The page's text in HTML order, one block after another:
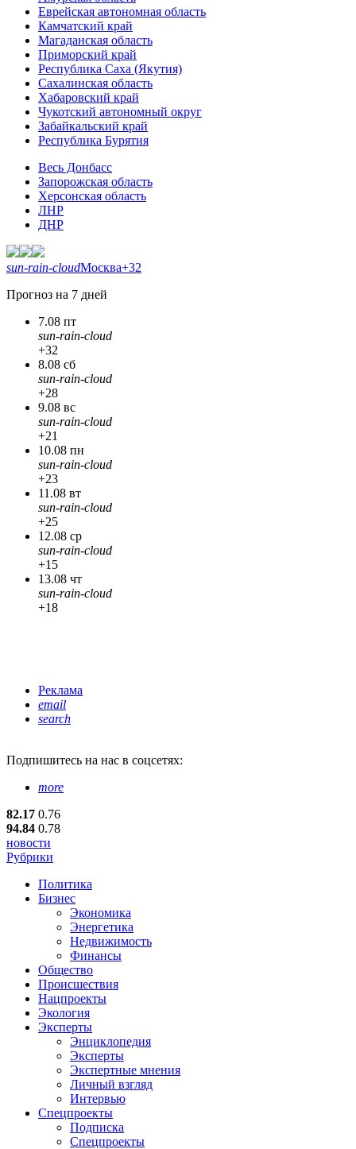
Еврейская автономная область
Камчатский край
Магаданская область
Приморский край
Республика Саха (Якутия)
Сахалинская область
Хабаровский край
Чукотский автономный округ
Забайкальский край
Республика Бурятия
Весь Донбасс
Запорожская область
Херсонская область
ЛНР
ДНР
sun-rain-cloudМосква+32
Прогноз на 7 дней
7.08 пт
sun-rain-cloud
+32
8.08 сб
sun-rain-cloud
+28
9.08 вс
sun-rain-cloud
+21
10.08 пн
sun-rain-cloud
+23
11.08 вт
sun-rain-cloud
+25
12.08 ср
sun-rain-cloud
+15
13.08 чт
sun-rain-cloud
+18
Реклама
email
search
Подпишитесь на нас в соцсетях:
more
82.17 0.76
94.84 0.78
новости
Рубрики
Политика
Бизнес
Экономика
Энергетика
Недвижимость
Финансы
Общество
Происшествия
Нацпроекты
Экология
Эксперты
Энциклопедия
Эксперты
Экспертные мнения
Личный взгляд
Интервью
Спецпроекты
Подписка
Спецпроекты